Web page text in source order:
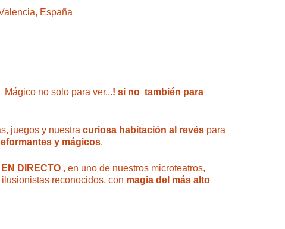
España
no solo para ver...! si no también para
juegos y nuestra curiosa habitación al revéspara
y mágicos.
DIRECTO, en uno de nuestros microteatros,
reconocidos, con magia del más alto